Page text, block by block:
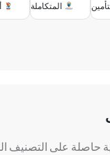
المتكاملة
حاصلة على التصنيف